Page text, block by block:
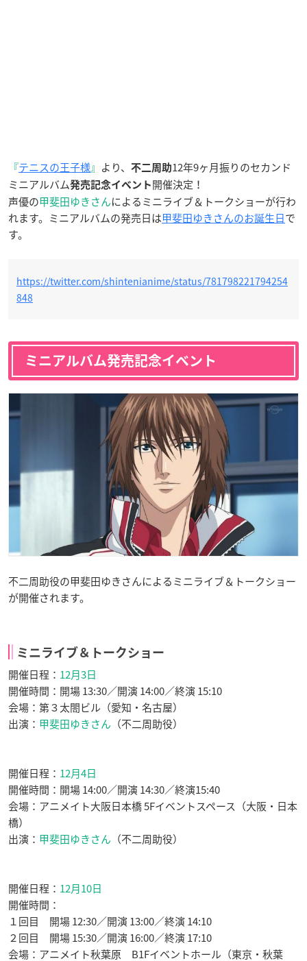
『テニスの王子様』 より、 不二周助12年9ヶ月振りのセカンド
ミニアルバム発売記念イベント 開催決定！
声優の甲斐田ゆきさんによるミニライブ＆トークショーが行わ
れます。ミニアルバムの発売日は甲斐田ゆきさんのお誕生日で
す。
https://twitter.com/shintenianime/status/781798221794254
848
ミニアルバム発売記念イベント
不二周助役の甲斐田ゆきさんによるミニライブ＆トークショー
が開催されます。
ミニライブ＆トークショー
開催日程： 12月3日
開催時間：開場 13:30／開演 14:00／終演 15:10
会場：第３太閤ビル（愛知・名古屋）
出演： 甲斐田ゆきさん （不二周助役）
開催日程： 12月4日
開催時間：開場 14:00／開演 14:30／終演15:40
会場：アニメイト大阪日本橋 5Fイベントスペース（大阪・日本
橋）
出演： 甲斐田ゆきさん （不二周助役）
開催日程： 12月10日
開催時間：
１回目 開場 12:30／開演 13:00／終演 14:10
２回目 開場 15:30／開演 16:00／終演 17:10
会場：アニメイト秋葉原 B1Fイベントホール（東京・秋葉